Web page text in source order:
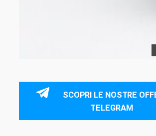
SCOPRI LE NOSTRE
TELEGRAM